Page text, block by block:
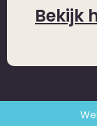
Bekijk